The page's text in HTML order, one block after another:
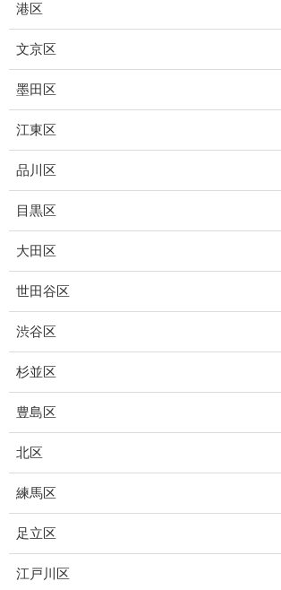
港区
文京区
墨田区
江東区
品川区
目黒区
大田区
世田谷区
渋谷区
杉並区
豊島区
北区
練馬区
足立区
江戸川区